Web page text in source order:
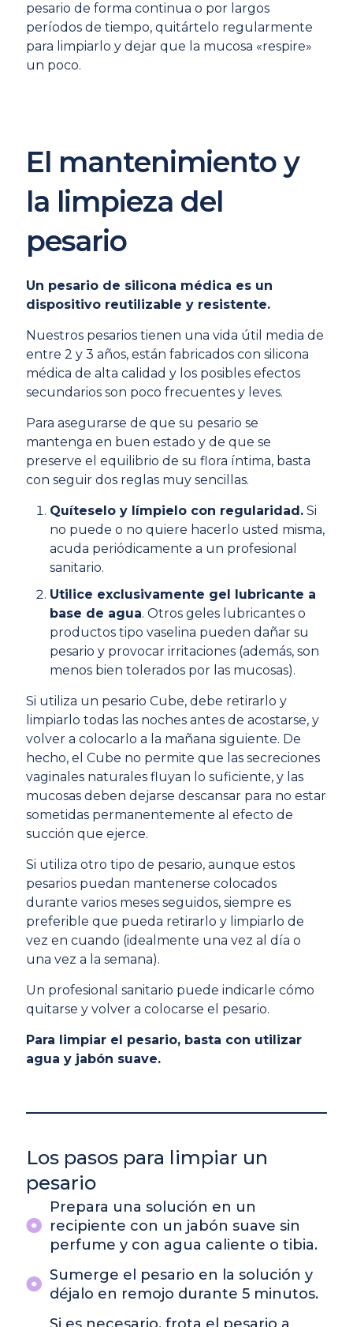
pesario de forma continua o por largos
períodos de tiempo, quitártelo regularmente
para limpiarlo y dejar que la mucosa «respire»
un poco.
El mantenimiento y
la limpieza del
pesario
Un pesario de silicona médica es un
dispositivo reutilizable y resistente.
Nuestros pesarios tienen una vida útil media de
entre 2 y 3 años, están fabricados con silicona
médica de alta calidad y los posibles efectos
secundarios son poco frecuentes y leves.
Para asegurarse de que su pesario se
mantenga en buen estado y de que se
preserve el equilibrio de su flora íntima, basta
con seguir dos reglas muy sencillas.
Quíteselo y límpielo con regularidad. Si
no puede o no quiere hacerlo usted misma,
acuda periódicamente a un profesional
sanitario.
Utilice exclusivamente gel lubricante a
base de agua. Otros geles lubricantes o
productos tipo vaselina pueden dañar su
pesario y provocar irritaciones (además, son
menos bien tolerados por las mucosas).
Si utiliza un pesario Cube, debe retirarlo y
limpiarlo todas las noches antes de acostarse, y
volver a colocarlo a la mañana siguiente. De
hecho, el Cube no permite que las secreciones
vaginales naturales fluyan lo suficiente, y las
mucosas deben dejarse descansar para no estar
sometidas permanentemente al efecto de
succión que ejerce.
Si utiliza otro tipo de pesario, aunque estos
pesarios puedan mantenerse colocados
durante varios meses seguidos, siempre es
preferible que pueda retirarlo y limpiarlo de
vez en cuando (idealmente una vez al día o
una vez a la semana).
Un profesional sanitario puede indicarle cómo
quitarse y volver a colocarse el pesario.
Para limpiar el pesario, basta con utilizar
agua y jabón suave.
Los pasos para limpiar un
pesario
Prepara una solución en un
recipiente con un jabón suave sin
perfume y con agua caliente o tibia.
Sumerge el pesario en la solución y
déjalo en remojo durante 5 minutos.